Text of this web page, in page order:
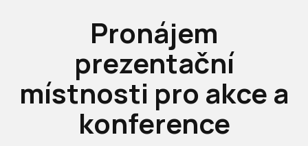
Pronájem
prezentační
místnosti pro akce a
konference